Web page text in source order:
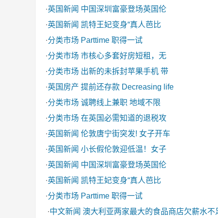
·英国新闻 中国深圳富豪登场英国伦
·英国新闻 凯特王妃变身“真人芭比
·分类市场 Parttime 职得一试
·分类市场 市核心多套好房短租，无
·分类市场 出新的未拆封苹果手机 带
·英国房产 提前还存款 Decreasing life
·分类市场 诚聘线上兼职 地域不限
·分类市场 在英国必需知道的退税攻
·英国新闻 伦敦唐宁街突发! 女子开车
·英国新闻 小长假伦敦迎低温！女子
·英国新闻 中国深圳富豪登场英国伦
·英国新闻 凯特王妃变身“真人芭比
·分类市场 Parttime 职得一试
·中文新闻 澳大利亚两家最大的食品商店欠薪水不